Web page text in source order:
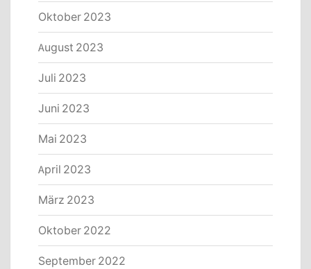
Oktober 2023
August 2023
Juli 2023
Juni 2023
Mai 2023
April 2023
März 2023
Oktober 2022
September 2022